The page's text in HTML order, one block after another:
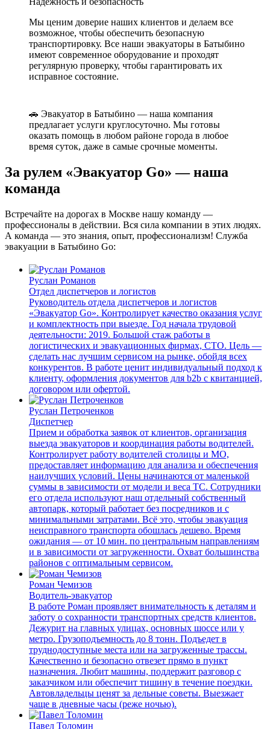
Мы ценим доверие наших клиентов и делаем все
возможное, чтобы обеспечить безопасную
транспортировку. Все наши эвакуаторы в Батыбино
имеют современное оборудование и проходят
регулярную проверку, чтобы гарантировать их
исправное состояние.
🚗 Эвакуатор в Батыбино — наша компания
предлагает услуги круглосуточно. Мы готовы
оказать помощь в любом районе города в любое
время суток, даже в самые срочные моменты.
За рулем «Эвакуатор Go» — наша
команда
Встречайте на дорогах в Москве нашу команду —
профессионалы в действии. Вся сила компании в этих людях.
А команда — это знания, опыт, профессионализм! Служба
эвакуации в Батыбино Go:
Руслан Романов
Отдел диспетчеров и логистов
Руководитель отдела диспетчеров и логистов
«Эвакуатор Go». Контролирует качество оказания услуг
и комплектность при выезде. Год начала трудовой
деятельности: 2019. Большой стаж работы в
логистических и эвакуационных фирмах, СТО. Цель —
сделать нас лучшим сервисом на рынке, обойдя всех
конкурентов. В работе ценит индивидуальный подход к
клиенту, оформления документов для b2b с квитанцией,
договором или офертой.
Руслан Петроченков
Диспетчер
Прием и обработка заявок от клиентов, организация
выезда эвакуаторов и координация работы водителей.
Контролирует работу водителей столицы и МО,
предоставляет информацию для анализа и обеспечения
наилучших условий. Цены начинаются от маленькой
суммы в зависимости от модели и веса ТС. Сотрудники
его отдела используют наш отдельный собственный
автопарк, который работает без посредников и с
минимальными затратами. Всё это, чтобы эвакуация
неисправного транспорта обошлась дешево. Время
ожидания — от 10 мин. по центральным направлениям
и в зависимости от загруженности. Охват большинства
районов с оптимальным сервисом.
Роман Чемизов
Водитель-эвакуатор
В работе Роман проявляет внимательность к деталям и
заботу о сохранности транспортных средств клиентов.
Дежурит на главных улицах, основных шоссе или у
метро. Грузоподъемность до 8 тонн. Подъедет в
труднодоступные места или на загруженные трассы.
Качественно и безопасно отвезет прямо в пункт
назначения. Любит машины, поддержит разговор с
заказчиком или обеспечит тишину в течение поездки.
Автовладельцы ценят за дельные советы. Выезжает
чаще в дневные часы (реже ночью).
Павел Толомин